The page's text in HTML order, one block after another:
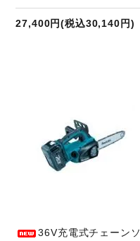
27,400円(税込30,140円)
36V充電式チェーンソ